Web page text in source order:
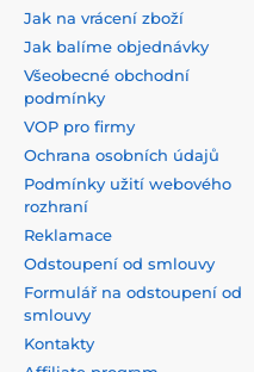
Jak na vrácení zboží
Jak balíme objednávky
Všeobecné obchodní
podmínky
VOP pro firmy
Ochrana osobních údajů
Podmínky užití webového
rozhraní
Reklamace
Odstoupení od smlouvy
Formulář na odstoupení od
smlouvy
Kontakty